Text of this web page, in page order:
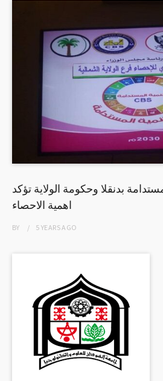
بدنقلا وحكومة الولاية تؤكد
اهمية الاحصاء
BY 5 YEARSAGO